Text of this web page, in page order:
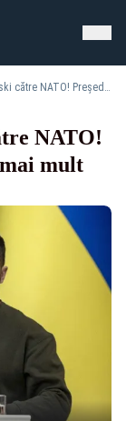
Apel direct al lui Zelenski către NATO! Președintele ucrainean cere mai mult sprijin și aderarea Ucrainei
NATO!
mult